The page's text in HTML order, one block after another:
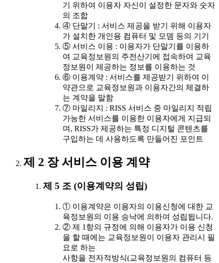
기 위하여 이용자 자신이 설정한 문자와 숫자
의 조합
④ 단말기 : 서비스 제공을 받기 위해 이용자
가 설치한 개인용 컴퓨터 및 모뎀 등의 기기
⑤ 서비스 이용 : 이용자가 단말기를 이용하
여 교육정보원의 주전산기에 접속하여 교육
정보원이 제공하는 정보를 이용하는 것
⑥ 이용계약 : 서비스를 제공받기 위하여 이
약관으로 교육정보원과 이용자간의 체결하
는 계약을 말함
⑦ 마일리지 : RISS 서비스 중 마일리지 적립
가능한 서비스를 이용한 이용자에게 지급되
며, RISS가 제공하는 특정 디지털 콘텐츠를
구입하는 데 사용하도록 만들어진 포인트
제 2 장 서비스 이용 계약
제 5 조 (이용계약의 성립)
① 이용계약은 이용자의 이용신청에 대한 교
육정보원의 이용 승낙에 의하여 성립됩니다.
② 제 1항의 규정에 의해 이용자가 이용 신청
을 할 때에는 교육정보원이 이용자 관리시 필
요로 하는
사항을 전자적방식(교육정보원의 컴퓨터 등